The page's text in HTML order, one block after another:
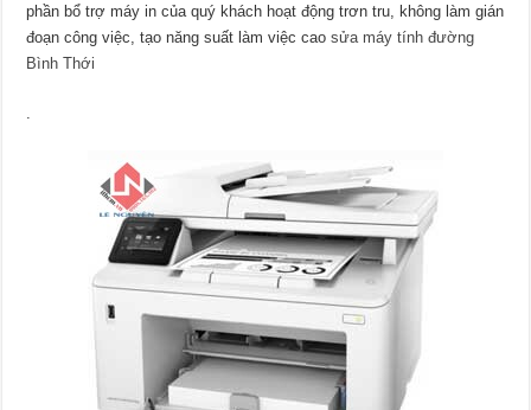
phần bổ trợ máy in của quý khách hoạt động trơn tru, không làm gián
đoạn công việc, tạo năng suất làm việc caosửa máy tính đường
Bình Thới